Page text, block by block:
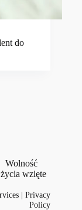
do
Wolność
wzięte
|Privacy
Policy